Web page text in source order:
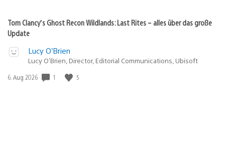
Tom Clancy’s Ghost Recon Wildlands: Last Rites – alles über das große
Update
Lucy O’Brien
Lucy O’Brien, Director, Editorial Communications, Ubisoft
Veröffentlichungsdatum:
6. Aug 2026 1 5